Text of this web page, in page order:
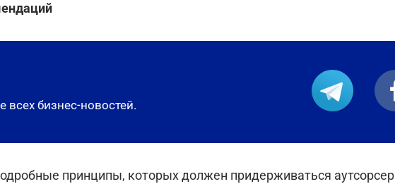
всех бизнес-новостей.
принципы, которых должен придерживаться аутсорсер